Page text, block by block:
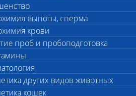
выпоты, сперма
крови
проб и пробоподготовка
других видов животных
кошек
услуг Цена, руб.
(25-
22 000p (Время